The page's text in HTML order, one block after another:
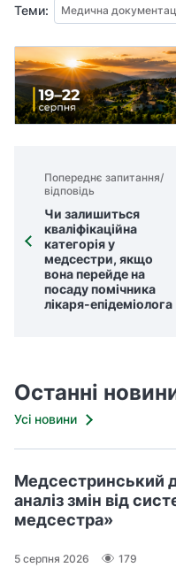
Теми: Медична
Попереднє запитання/
відповідь
Чи залишиться
кваліфікаційна
категорія у
медсестри, якщо
вона перейде на
посаду помічника
лікаря-епідеміолога
Останні
Усі новини
Медсестринський
аналіз змін від
медсестра»
5 серпня 2026 179